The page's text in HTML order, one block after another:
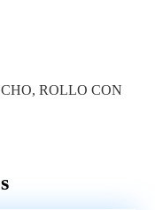
ROLLO CON